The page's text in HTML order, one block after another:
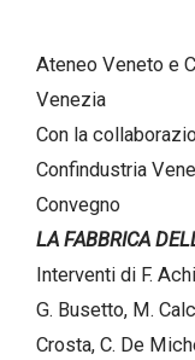
Ateneo Veneto e
Venezia
Con la
Confindustria
Convegno
LA FABBRICA
Interventi di F.
G. Busetto, M.
Crosta, C. De
accordo
con il
decreto
legislativo
196/03
Registrazione
avvenuta con